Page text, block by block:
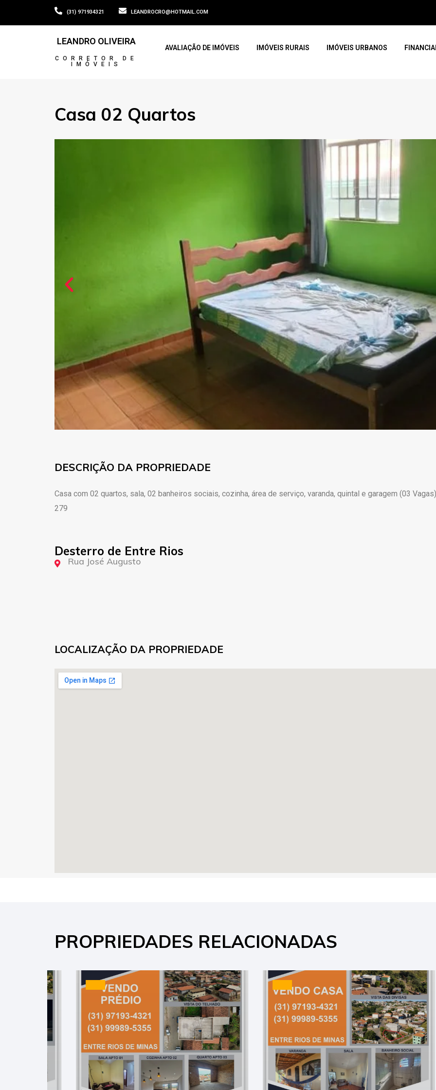
(31) 971934321 LEANDROCRO@HOTMAIL.COM
LEANDRO OLIVEIRA
CORRETOR DE
IMÓVEIS
AVALIAÇÃO DE IMÓVEIS IMÓVEIS RURAIS IMÓVEIS URBANOS
Casa 02 Quartos
DESCRIÇÃO DA PROPRIEDADE
Casa com 02 quartos, sala, 02 banheiros sociais, cozinha, área de serviço, varanda, quintal e garagem (03
279
Desterro de Entre Rios
Rua José Augusto
LOCALIZAÇÃO DA PROPRIEDADE
PROPRIEDADES RELACIONADAS